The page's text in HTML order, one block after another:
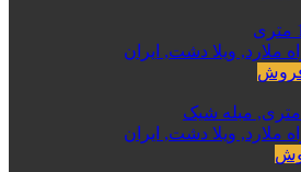
ملارد, ویلا دشت, ایران
ملارد, ویلا دشت, ایران